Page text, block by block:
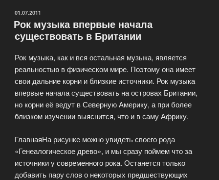
версией
альбома
Album»»
ОПУБЛИКОВАНО
01.07.2011
Рок музыка впервые начала
существовать в Британии
Рок музыка, как и вся остальная музыка, является
реальностью в физическом мире. Поэтому она имеет
свои дальние корни и близкие источники. Рок музыка
впервые начала существовать на островах Британии,
но корни её ведут в Северную Америку, а при более
близком изучении выяснится, что и в саму Африку.
ГлавнаяНа рисунке можно увидеть своего рода
«Генеалогическое древо», и мы сразу поймем что за
источники у современного рока. Останется только
добавить пару слов о некоторых предшествующих